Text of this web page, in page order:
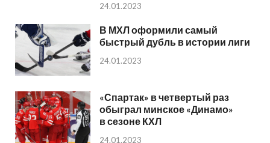
24.01.2023
В МХЛ оформили самый
быстрый дубль в истории лиги
24.01.2023
«Спартак» в четвертый раз
обыграл минское «Динамо»
в сезоне КХЛ
24.01.2023